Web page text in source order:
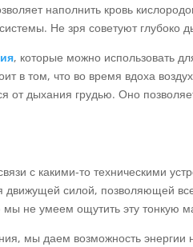
наполнить кровь
Не зря советуют глубоко
, которые можно использовать
в том, что во время вдоха
от дыхания грудью. Оно
с какими-то техническими
движущей силой, позволяющей
не умеем ощутить эту тонкую
мы даем возможность энергии